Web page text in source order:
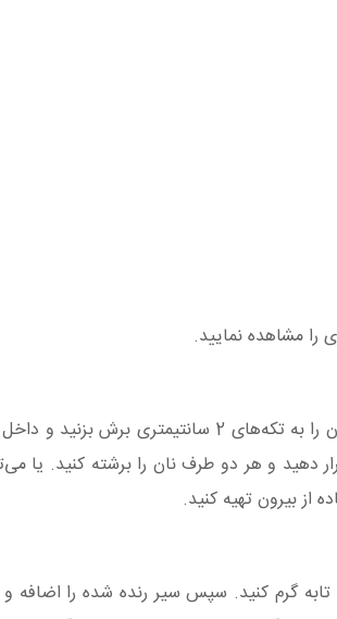
مشاهده نمایید.
برای تهیه نان تست می‌توانید از نان باگت استفاده کنید. آن را
دهید و هر دو طرف نان را برشته کنید. یا
از بیرون تهیه کنید.
گرم کنید. سپس سیر رنده شده را